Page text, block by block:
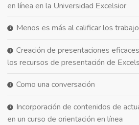
en línea en la Universidad Excelsior
Menos es más al calificar los
Creación de presentaciones
los recursos de presentación de
Como una conversación
Incorporación de contenidos de
en un curso de orientación en línea